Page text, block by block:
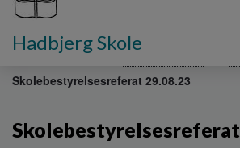
Hadbjerg Skole
Fakta om skolen
Skolebestyrelsesreferat 29.08.23
Skolebestyrelsesreferat